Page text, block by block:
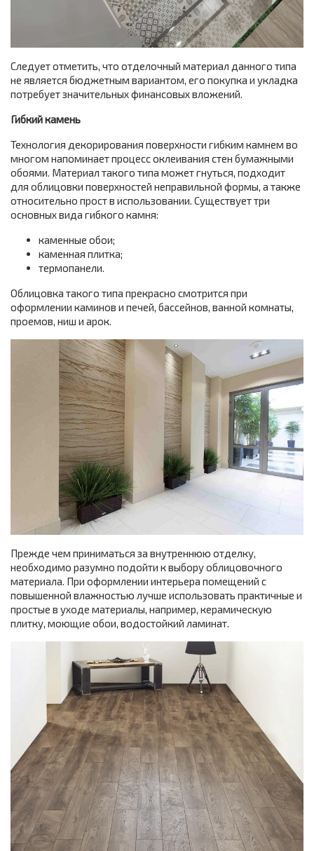
Следует отметить, что отделочный материал данного типа
не является бюджетным вариантом, его покупка и укладка
потребует значительных финансовых вложений.
Гибкий камень
Технология декорирования поверхности гибким камнем во
многом напоминает процесс оклеивания стен бумажными
обоями. Материал такого типа может гнуться, подходит
для облицовки поверхностей неправильной формы, а также
относительно прост в использовании. Существует три
основных вида гибкого камня:
каменные обои;
каменная плитка;
термопанели.
Облицовка такого типа прекрасно смотрится при
оформлении каминов и печей, бассейнов, ванной комнаты,
проемов, ниш и арок.
Прежде чем приниматься за внутреннюю отделку,
необходимо разумно подойти к выбору облицовочного
материала. При оформлении интерьера помещений с
повышенной влажностью лучше использовать практичные и
простые в уходе материалы, например, керамическую
плитку, моющие обои, водостойкий ламинат.